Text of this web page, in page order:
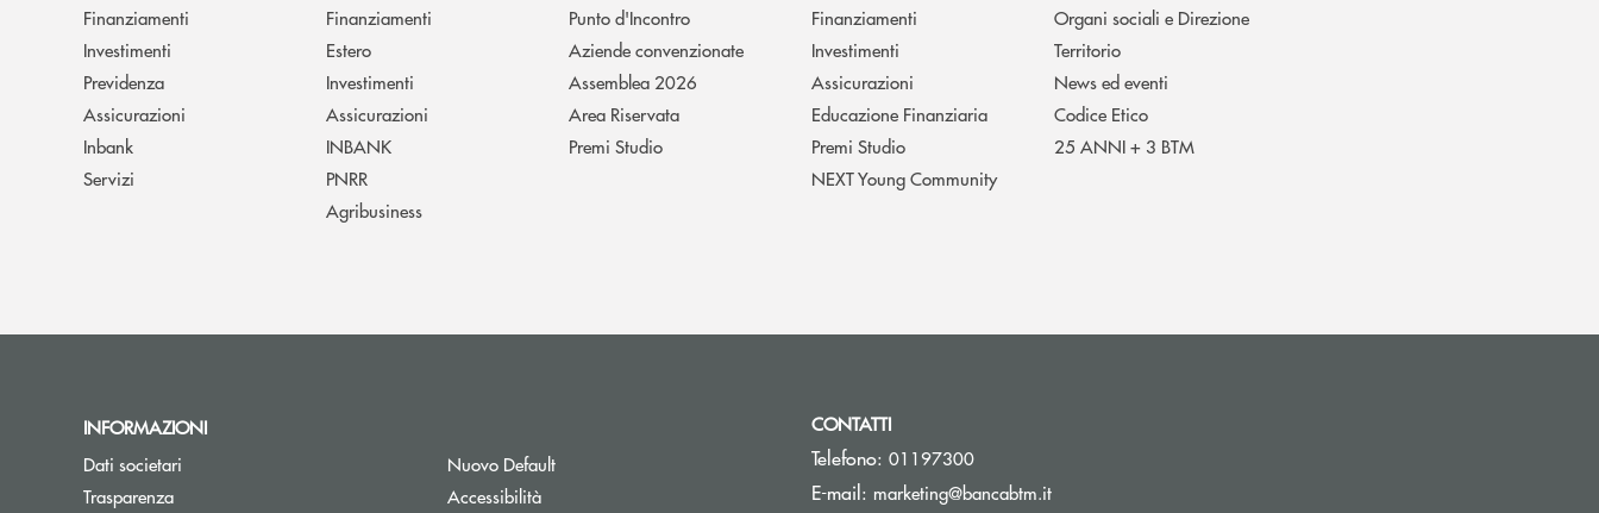
Finanziamenti
Investimenti
Previdenza
Assicurazioni
Inbank
Servizi
Finanziamenti
Estero
Investimenti
Assicurazioni
INBANK
PNRR
Agribusiness
Punto d'Incontro
Aziende convenzionate
Assemblea 2026
Area Riservata
Premi Studio
Finanziamenti
Investimenti
Assicurazioni
Educazione Finanziaria
Premi Studio
NEXT Young Community
Organi sociali e Direzione
Territorio
News ed eventi
Codice Etico
25 ANNI + 3 BTM
INFORMAZIONI
Dati societari
Trasparenza
Nuovo DefaultApre una nuova finestra
Accessibilità
CONTATTI
Telefono: 01197300
E-mail: marketing@bancabtm.it(si apre l’app di posta elettronica)